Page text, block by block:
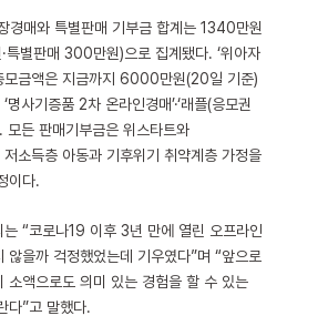
경매와 특별판매 기부금 합계는 1340만원
특별판매 300만원)으로 집계됐다. ‘위아자
모금액은 지금까지 6000만원(20일 기준)
사기증품 2차 온라인경매’·‘래플(응모권
모든 판매기부금은 위스타트와
소득층 아동과 기후위기 취약계층 가정을
이다.
는 “코로나19 이후 3년 만에 열린 오프라인
않을까 걱정했었는데 기우였다”며 “앞으로
소액으로도 의미 있는 경험을 할 수 있는
다”고 말했다.